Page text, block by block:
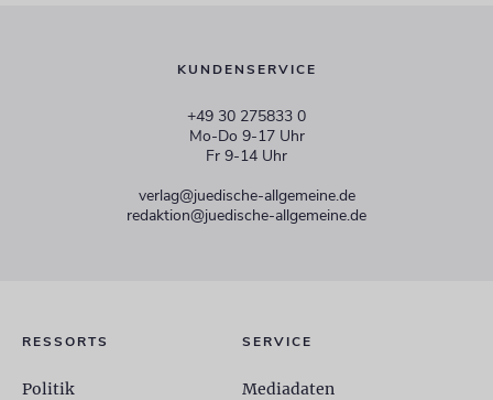
KUNDENSERVICE
+49 30 275833 0
Mo-Do 9-17 Uhr
Fr 9-14 Uhr
verlag@juedische-allgemeine.de
redaktion@juedische-allgemeine.de
RESSORTS
Politik
SERVICE
Mediadaten